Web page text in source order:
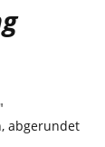
abgerundet